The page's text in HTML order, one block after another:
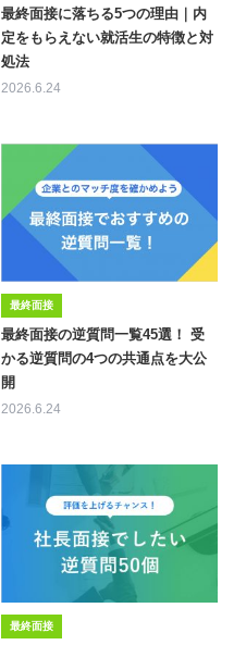
最終面接に落ちる5つの理由｜内
定をもらえない就活生の特徴と対
処法
2026.6.24
最終面接
最終面接の逆質問一覧45選！ 受
かる逆質問の4つの共通点を大公
開
2026.6.24
最終面接